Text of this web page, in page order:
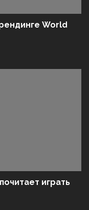
World
играть